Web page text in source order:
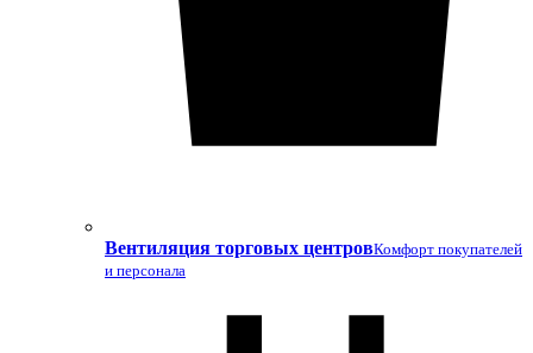
Вентиляция торговых центровКомфорт покупателей
и персонала